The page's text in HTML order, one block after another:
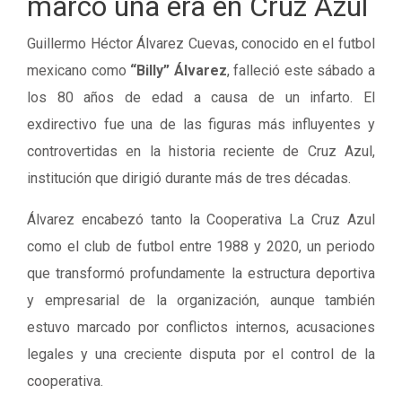
Guillermo Héctor Álvarez Cuevas, conocido en el futbol
mexicano como “Billy” Álvarez, falleció este sábado a
los 80 años de edad a causa de un infarto. El
exdirectivo fue una de las figuras más influyentes y
controvertidas en la historia reciente de Cruz Azul,
institución que dirigió durante más de tres décadas.
Álvarez encabezó tanto la Cooperativa La Cruz Azul
como el club de futbol entre 1988 y 2020, un periodo
que transformó profundamente la estructura deportiva
y empresarial de la organización, aunque también
estuvo marcado por conflictos internos, acusaciones
legales y una creciente disputa por el control de la
cooperativa.